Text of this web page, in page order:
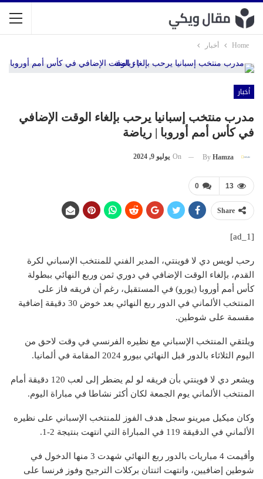
Home أخبار
أخبار
مدرب منتخب إسبانيا يرحب بإلغاء الوقت الإضافي
في كأس أمم أوروبا | رياضة
By Hamza
On يوليو 9, 2024
0 13
Share
[ad_1]
رحب لويس دي لا فوينتي، المدير الفني للمنتخب الإسباني لكرة
القدم، بإلغاء الوقت الإضافي في دوري ثمن وربع النهائي ببطولة
كأس أمم أوروبا (يورو) في المستقبل، رغم أن فريقه فاز على
المنتخب الألماني في الدور ربع النهائي بعد خوض 30 دقيقة إضافية
مقسمة على شوطين.
ويلتقي المنتخب الإسباني مع نظيره الفرنسي في وقت لاحق من
اليوم الثلاثاء بالدور قبل النهائي بيورو 2024 المقامة في ألمانيا.
ويشعر دي لا فوينتي بأن فريقه لو لم يضطر إلى لعب 120 دقيقة أمام
المنتخب الألماني يوم الجمعة لكان أكثر نشاطا في مباراة اليوم.
وكان ميكيل ميرينو سجل هدف الفوز للمنتخب الإسباني على نظيره
الألماني في الدقيقة 119 في المباراة التي انتهت بنتيجة 2-1.
وأقيمت 4 مباريات بالدور ربع النهائي شهدت 3 منها الدخول في
شوطين إضافيين، وانتهت اثنتان بركلات الترجيح وفوز فرنسا على